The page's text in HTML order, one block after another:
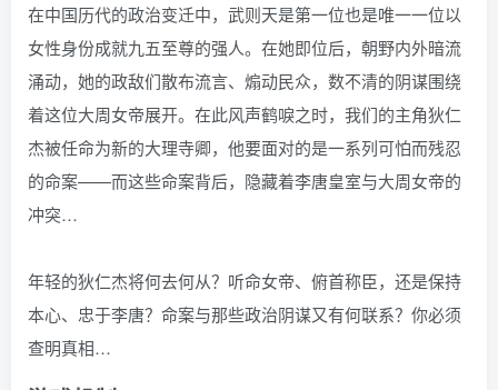
在中国历代的政治变迁中，武则天是第一位也是唯一一位以
女性身份成就九五至尊的强人。在她即位后，朝野内外暗流
涌动，她的政敌们散布流言、煽动民众，数不清的阴谋围绕
着这位大周女帝展开。在此风声鹤唳之时，我们的主角狄仁
杰被任命为新的大理寺卿，他要面对的是一系列可怕而残忍
的命案——而这些命案背后，隐藏着李唐皇室与大周女帝的
冲突…
年轻的狄仁杰将何去何从？听命女帝、俯首称臣，还是保持
本心、忠于李唐？命案与那些政治阴谋又有何联系？你必须
查明真相…